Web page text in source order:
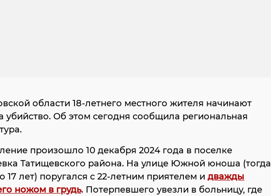
области 18-летнего местного жителя начинают
убийство. Об этом сегодня сообщила региональная
произошло 10 декабря 2024 года в поселке
Татищевского района. На улице Южной юноша (тогда
17 лет) поругался с 22-летним приятелем и дважды
ножом в грудь. Потерпевшего увезли в больницу, где